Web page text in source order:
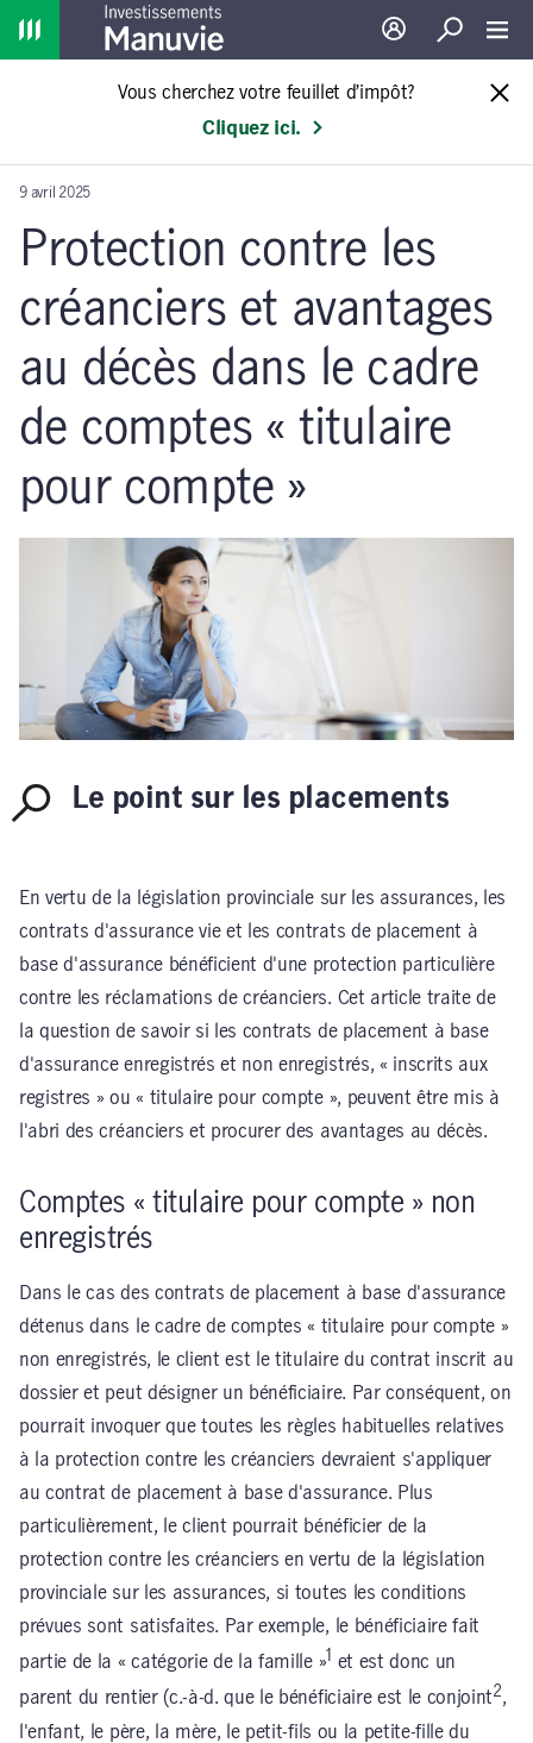
Home
Ouverture de
Recherche
Vous cherchez votre feuillet d’impôt?
Cliquez ici.
9 avril 2025
Protection contre les
créanciers et avantages
au décès dans le cadre
de comptes « titulaire
pour compte »
Le point sur les placements
En vertu de la législation provinciale sur les assurances, les
contrats d'assurance vie et les contrats de placement à
base d'assurance bénéficient d'une protection particulière
contre les réclamations de créanciers. Cet article traite de
la question de savoir si les contrats de placement à base
d'assurance enregistrés et non enregistrés, « inscrits aux
registres » ou « titulaire pour compte », peuvent être mis à
l'abri des créanciers et procurer des avantages au décès.
Comptes « titulaire pour compte » non
enregistrés
Dans le cas des contrats de placement à base d'assurance
détenus dans le cadre de comptes « titulaire pour compte »
non enregistrés, le client est le titulaire du contrat inscrit au
dossier et peut désigner un bénéficiaire. Par conséquent, on
pourrait invoquer que toutes les règles habituelles relatives
à la protection contre les créanciers devraient s'appliquer
au contrat de placement à base d'assurance. Plus
particulièrement, le client pourrait bénéficier de la
protection contre les créanciers en vertu de la législation
provinciale sur les assurances, si toutes les conditions
prévues sont satisfaites. Par exemple, le bénéficiaire fait
partie de la « catégorie de la famille »1 et est donc un
parent du rentier (c.-à-d. que le bénéficiaire est le conjoint2,
l'enfant, le père, la mère, le petit-fils ou la petite-fille du